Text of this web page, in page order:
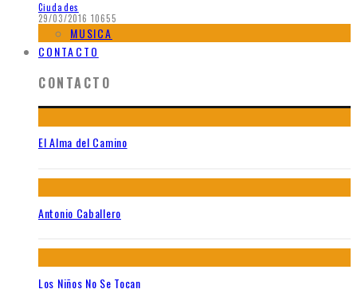
Ciudades
29/03/2016 10655
MUSICA
CONTACTO
CONTACTO
El Alma del Camino
Antonio Caballero
Los Niños No Se Tocan